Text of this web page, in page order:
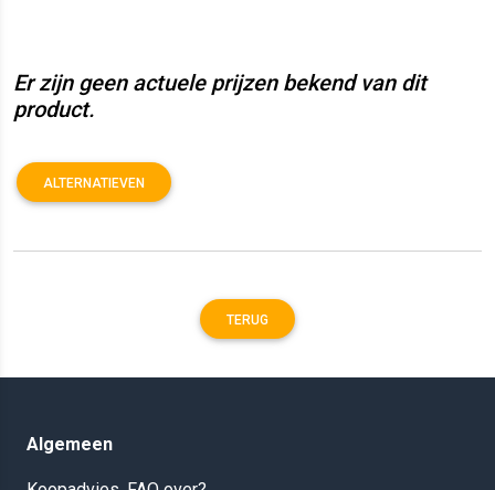
Er zijn geen actuele prijzen bekend van dit
product.
ALTERNATIEVEN
TERUG
Algemeen